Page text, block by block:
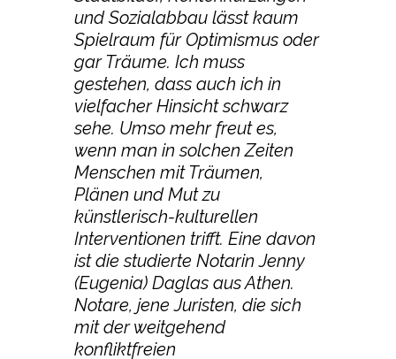
und Sozialabbau lässt kaum
Spielraum für Optimismus oder
gar Träume. Ich muss
gestehen, dass auch ich in
vielfacher Hinsicht schwarz
sehe. Umso mehr freut es,
wenn man in solchen Zeiten
Menschen mit Träumen,
Plänen und Mut zu
künstlerisch-kulturellen
Interventionen trifft. Eine davon
ist die studierte Notarin Jenny
(Eugenia) Daglas aus Athen.
Notare, jene Juristen, die sich
mit der weitgehend
konfliktfreien